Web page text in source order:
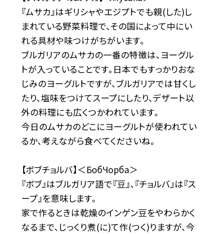
『ムサカ』はギリシャやエジプトでも親(した)し
まれている野菜料理で、その国によって中にい
れる具材や味つけがちがいます。
ブルガリアのムサカの一番の特徴は、ヨーグル
トが入っていることです。日本でもすっかりおな
じみのヨーグルトですが、ブルガリアでは甘くし
たり、塩味をつけてスープにしたり、デザート以
外の料理にも広くつかわれています。
今日のムサカのどこにヨーグルトが使われてい
るか、考えながら食べてくださいね。
【ボブチョルバ】＜БобЧорба＞
『ボブ』はブルガリア語で『豆』、『チョルバ』は『ス
ープ』を意味します。
家で作るときは乾燥のインゲン豆をやわらかく
なるまで、じっくり煮(に)て作(つく)りますが、今